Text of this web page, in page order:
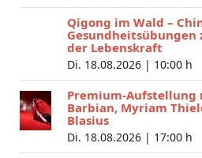
Qigong im Wald –
Gesundheitsübungen
der Lebenskraft
Di. 18.08.2026 | 10:00 h
Premium-
Barbian, Myriam
Blasius
Di. 18.08.2026 | 17:00 h